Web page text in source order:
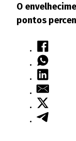
O
pontos